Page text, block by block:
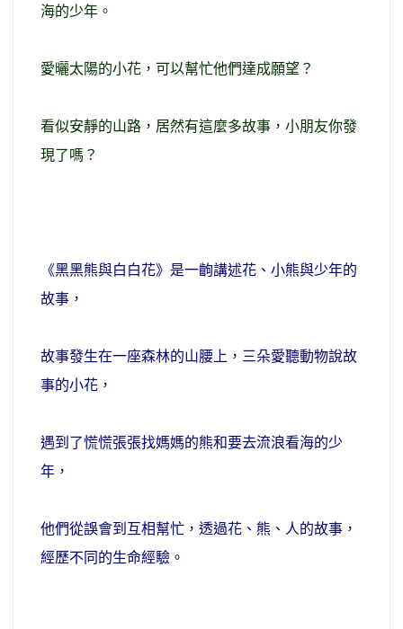
海的少年。
愛曬太陽的小花，可以幫忙他們達成願望？
看似安靜的山路，居然有這麼多故事，小朋友你發
現了嗎？
《黑黑熊與白白花》是一齣講述花、小熊與少年的
故事，
故事發生在一座森林的山腰上，三朵愛聽動物說故
事的小花，
遇到了慌慌張張找媽媽的熊和要去流浪看海的少
年，
他們從誤會到互相幫忙，透過花、熊、人的故事，
經歷不同的生命經驗。